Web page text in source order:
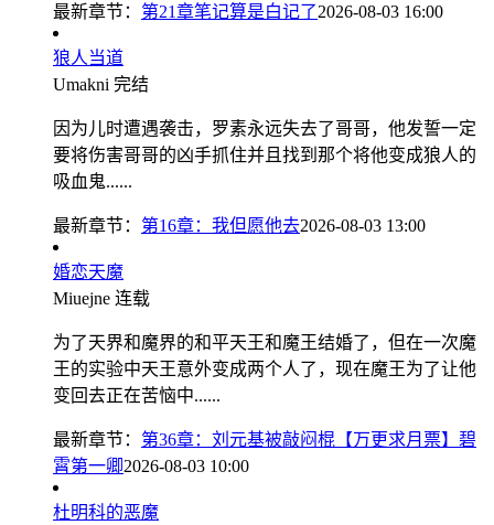
最新章节： 第21章笔记算是白记了2026-08-03 16:00
狼人当道
Umakni 完结
因为儿时遭遇袭击，罗素永远失去了哥哥，他发誓一定
要将伤害哥哥的凶手抓住并且找到那个将他变成狼人的
吸血鬼......
最新章节： 第16章：我但愿他去2026-08-03 13:00
婚恋天魔
Miuejne 连载
为了天界和魔界的和平天王和魔王结婚了，但在一次魔
王的实验中天王意外变成两个人了，现在魔王为了让他
变回去正在苦恼中......
最新章节： 第36章：刘元基被敲闷棍【万更求月票】碧
霄第一卿2026-08-03 10:00
杜明科的恶魔